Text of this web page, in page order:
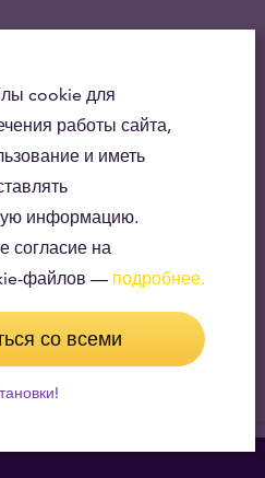
cookie для
работы сайта,
и иметь
информацию.
согласие на
файлов — подробнее.
со всеми